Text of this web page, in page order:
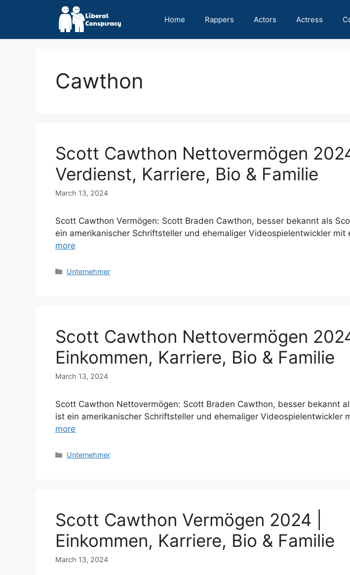
Home Rappers Actors Actress
Cawthon
Scott Cawthon Nettovermögen 2024
Verdienst, Karriere, Bio & Familie
March 13, 2024
Scott Cawthon Vermögen: Scott Braden Cawthon, besser bekannt als
ein amerikanischer Schriftsteller und ehemaliger Videospielentwickler mit
more
Categories
Unternehmer
Scott Cawthon Nettovermögen 2024
Einkommen, Karriere, Bio & Familie
March 13, 2024
Scott Cawthon Nettovermögen: Scott Braden Cawthon, besser bekannt
ist ein amerikanischer Schriftsteller und ehemaliger Videospielentwickler
more
Categories
Unternehmer
Scott Cawthon Vermögen 2024 |
Einkommen, Karriere, Bio & Familie
March 13, 2024